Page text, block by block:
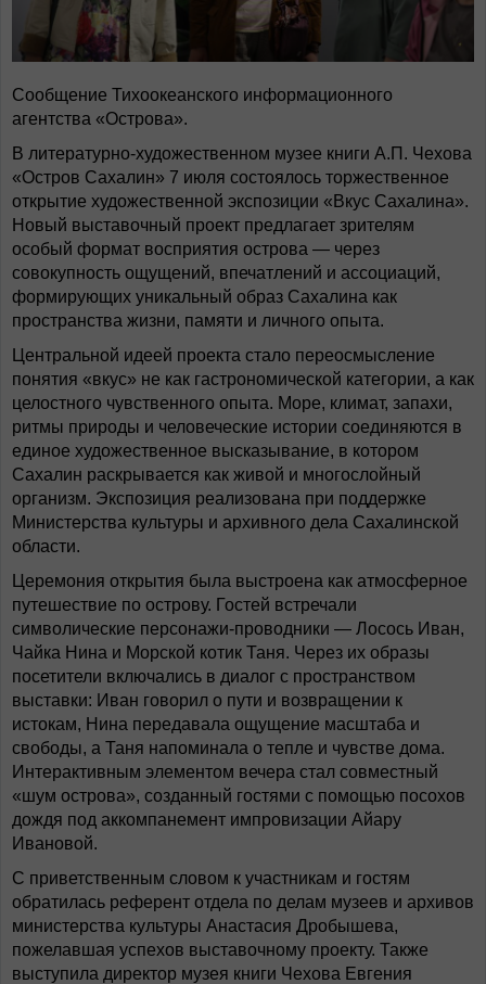
Сообщение Тихоокеанского информационного
агентства «Острова».
В литературно-художественном музее книги А.П. Чехова
«Остров Сахалин» 7 июля состоялось торжественное
открытие художественной экспозиции «Вкус Сахалина».
Новый выставочный проект предлагает зрителям
особый формат восприятия острова — через
совокупность ощущений, впечатлений и ассоциаций,
формирующих уникальный образ Сахалина как
пространства жизни, памяти и личного опыта.
Центральной идеей проекта стало переосмысление
понятия «вкус» не как гастрономической категории, а как
целостного чувственного опыта. Море, климат, запахи,
ритмы природы и человеческие истории соединяются в
единое художественное высказывание, в котором
Сахалин раскрывается как живой и многослойный
организм. Экспозиция реализована при поддержке
Министерства культуры и архивного дела Сахалинской
области.
Церемония открытия была выстроена как атмосферное
путешествие по острову. Гостей встречали
символические персонажи-проводники — Лосось Иван,
Чайка Нина и Морской котик Таня. Через их образы
посетители включались в диалог с пространством
выставки: Иван говорил о пути и возвращении к
истокам, Нина передавала ощущение масштаба и
свободы, а Таня напоминала о тепле и чувстве дома.
Интерактивным элементом вечера стал совместный
«шум острова», созданный гостями с помощью посохов
дождя под аккомпанемент импровизации Айару
Ивановой.
С приветственным словом к участникам и гостям
обратилась референт отдела по делам музеев и архивов
министерства культуры Анастасия Дробышева,
пожелавшая успехов выставочному проекту. Также
выступила директор музея книги Чехова Евгения